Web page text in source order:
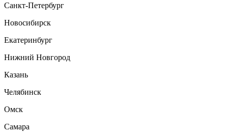
Санкт-Петербург
Новосибирск
Екатеринбург
Нижний Новгород
Казань
Челябинск
Омск
Самара